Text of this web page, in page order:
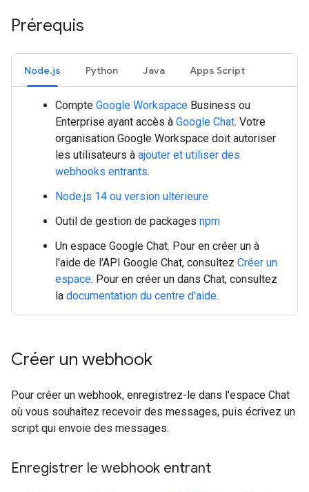
Prérequis
Node.js Python Java Apps Script
Compte Google Workspace Business ou
Enterprise ayant accès à Google Chat. Votre
organisation Google Workspace doit autoriser
les utilisateurs à ajouter et utiliser des
webhooks entrants.
Node.js 14 ou version ultérieure
Outil de gestion de packages npm
Un espace Google Chat. Pour en créer un à
l'aide de l'API Google Chat, consultez Créer un
espace. Pour en créer un dans Chat, consultez
la documentation du centre d'aide.
Créer un webhook
Pour créer un webhook, enregistrez-le dans l'espace Chat
où vous souhaitez recevoir des messages, puis écrivez un
script qui envoie des messages.
Enregistrer le webhook entrant